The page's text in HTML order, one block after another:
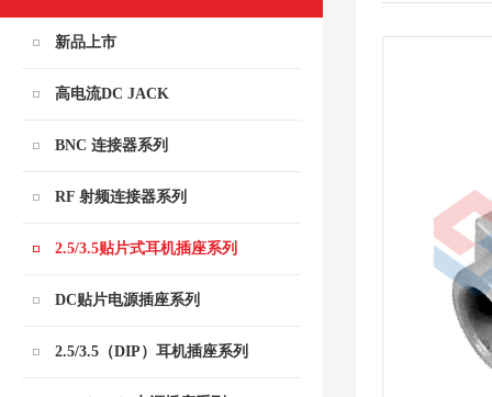
新品上市
高电流DC JACK
BNC 连接器系列
RF 射频连接器系列
2.5/3.5贴片式耳机插座系列
DC贴片电源插座系列
2.5/3.5（DIP）耳机插座系列